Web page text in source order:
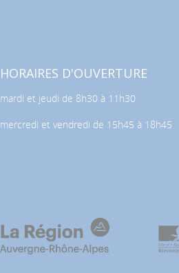
HORAIRES D'OUVERTURE
mardi et jeudi de 8h30 à 11h30
mercredi et vendredi de 15h45 à 18h45